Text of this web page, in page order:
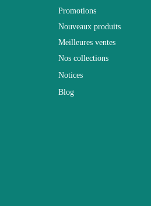
Profondeur
Promotions
Nouveaux produits
Meilleures ventes
Nos collections
Notices
Blog